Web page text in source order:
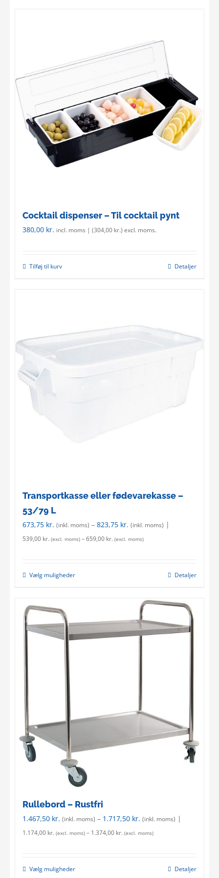
Cocktail dispenser – Til cocktail pynt
380,00 kr. incl. moms | (304,00 kr.) excl. moms.
Tilføj til kurv Detaljer
Transportkasse eller fødevarekasse –
53/79 L
673,75 kr. (inkl. moms) – 823,75 kr. (inkl. moms) |
539,00 kr. (excl. moms) – 659,00 kr. (excl. moms)
Vælg mulighederThis
variants.
product
page
Detaljer
Rullebord – Rustfri
1.467,50 kr. (inkl. moms) – 1.717,50 kr. (inkl. moms) |
1.174,00 kr. (excl. moms) – 1.374,00 kr. (excl. moms)
Vælg mulighederThis
Detaljer